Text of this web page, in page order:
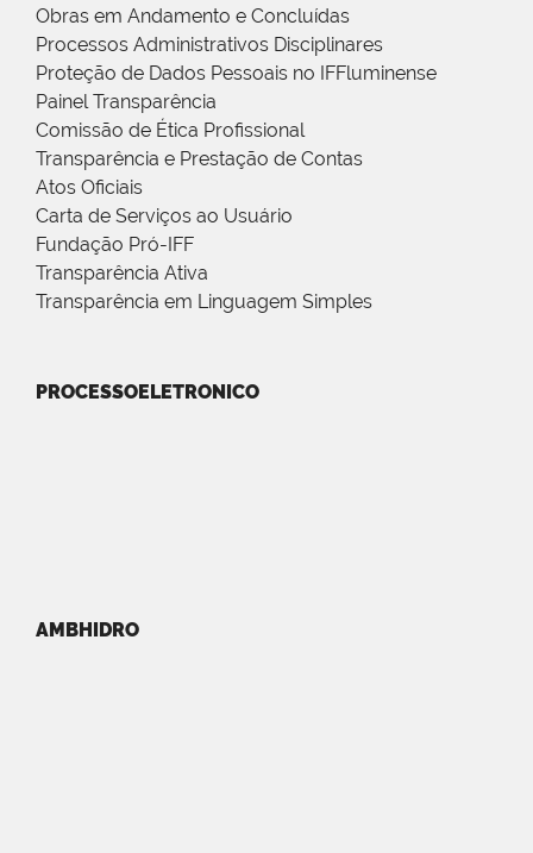
Obras em Andamento e Concluídas
Processos Administrativos Disciplinares
Proteção de Dados Pessoais no IFFluminense
Painel Transparência
Comissão de Ética Profissional
Transparência e Prestação de Contas
Atos Oficiais
Carta de Serviços ao Usuário
Fundação Pró-IFF
Transparência Ativa
Transparência em Linguagem Simples
PROCESSOELETRONICO
AMBHIDRO